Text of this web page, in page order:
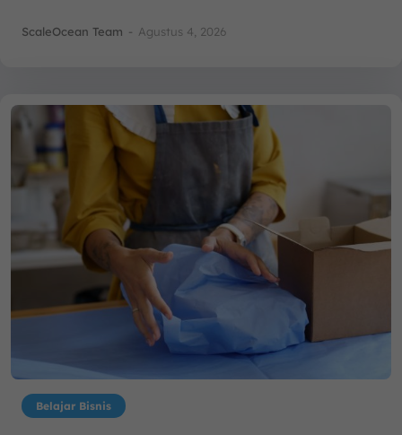
ScaleOcean Team - Agustus 4, 2026
Belajar Bisnis